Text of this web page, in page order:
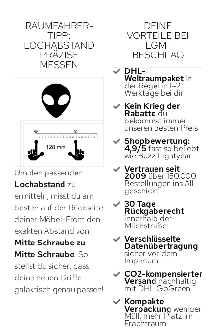
RAUMFAHRER-
TIPP:
LOCHABSTAND
PRÄZISE
MESSEN
Um den passenden
Lochabstand zu
ermitteln, misst du am
besten auf der Rückseite
deiner Möbel-Front den
exakten Abstand von
Mitte Schraube zu
Mitte Schraube. So
stellst du sicher, dass
deine neuen Griffe
galaktisch genau passen!
DEINE
VORTEILE BEI
LGM-
BESCHLAG
DHL-
Weltraumpaketin
der Regel in 1–2
Werktage bei dir
Kein Krieg der
Rabattedu
bekommst immer
unseren besten Preis
Shopbewertung:
4,9/5fast so beliebt
wie Buzz Lightyear
Vertrauen seit
2009über 150.000
Bestellungen ins All
geschickt
30 Tage
Rückgaberecht
innerhalb der
Milchstraße
Verschlüsselte
Datenübertragung
sicher vor dem
Imperium
CO2-kompensierter
Versand nachhaltig
mit DHL GoGreen
Kompakte
Verpackung weniger
Müll, mehr Platz im
Frachtraum